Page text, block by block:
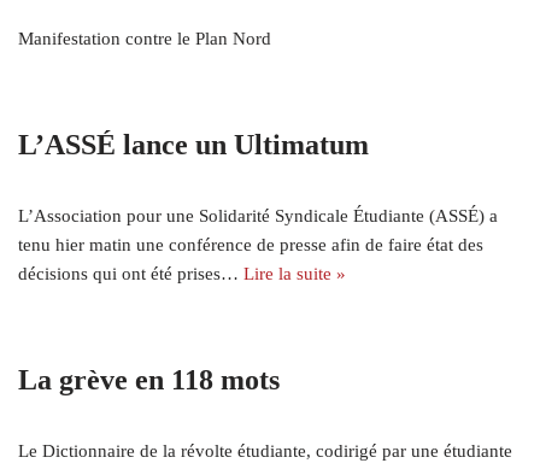
Manifestation contre le Plan Nord
L’ASSÉ lance un Ultimatum
L’Association pour une Solidarité Syndicale Étudiante (ASSÉ) a
tenu hier matin une conférence de presse afin de faire état des
décisions qui ont été prises… Lire la suite »
La grève en 118 mots
Le Dictionnaire de la révolte étudiante, codirigé par une étudiante